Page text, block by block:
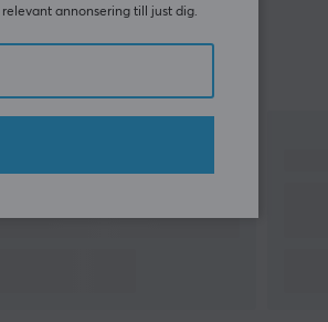
på
annonsering till just dig.